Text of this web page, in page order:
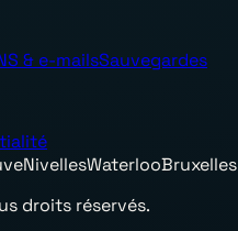
& e-mailsSauvegardes
NivellesWaterlooBruxelles
droits réservés.